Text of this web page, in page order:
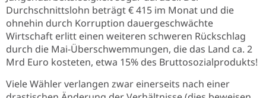
Durchschnittslohn beträgt € 415 im Monat und die
ohnehin durch Korruption dauergeschwächte
Wirtschaft erlitt einen weiteren schweren Rückschlag
durch die Mai-Überschwemmungen, die das Land ca. 2
Mrd Euro kosteten, etwa 15% des Bruttosozialprodukts!
Viele Wähler verlangen zwar einerseits nach einer